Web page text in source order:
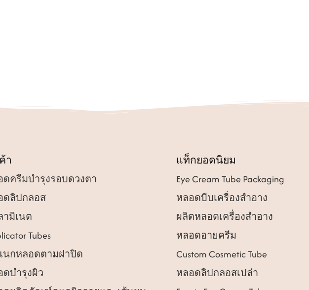
า
ดครีมบำรุงรอบดวงตา
ดลิปกลอส
มิเนต
Tubes
นกหลอดตามฝาปิด
ดบำรุงผิว
แท็กยอดนิยม
Eye Cream Tube Packaging
หลอดบีบเครื่องสำอาง
ผลิตหลอดเครื่องสำอาง
หลอดอายครีม
Custom Cosmetic Tube
หลอดลิปกลอสเปล่า